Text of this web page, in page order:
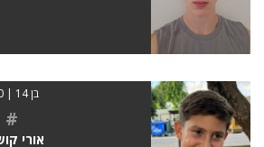
בן 14 | 170
#
אורי